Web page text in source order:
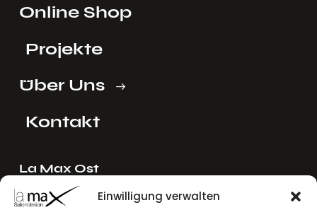
Einwilligung verwalten
Online Shop
Projekte
Über Uns
Kontakt
La Max Ost
Ing. Reinhard Mayer e.U.
Stadlgasse 4